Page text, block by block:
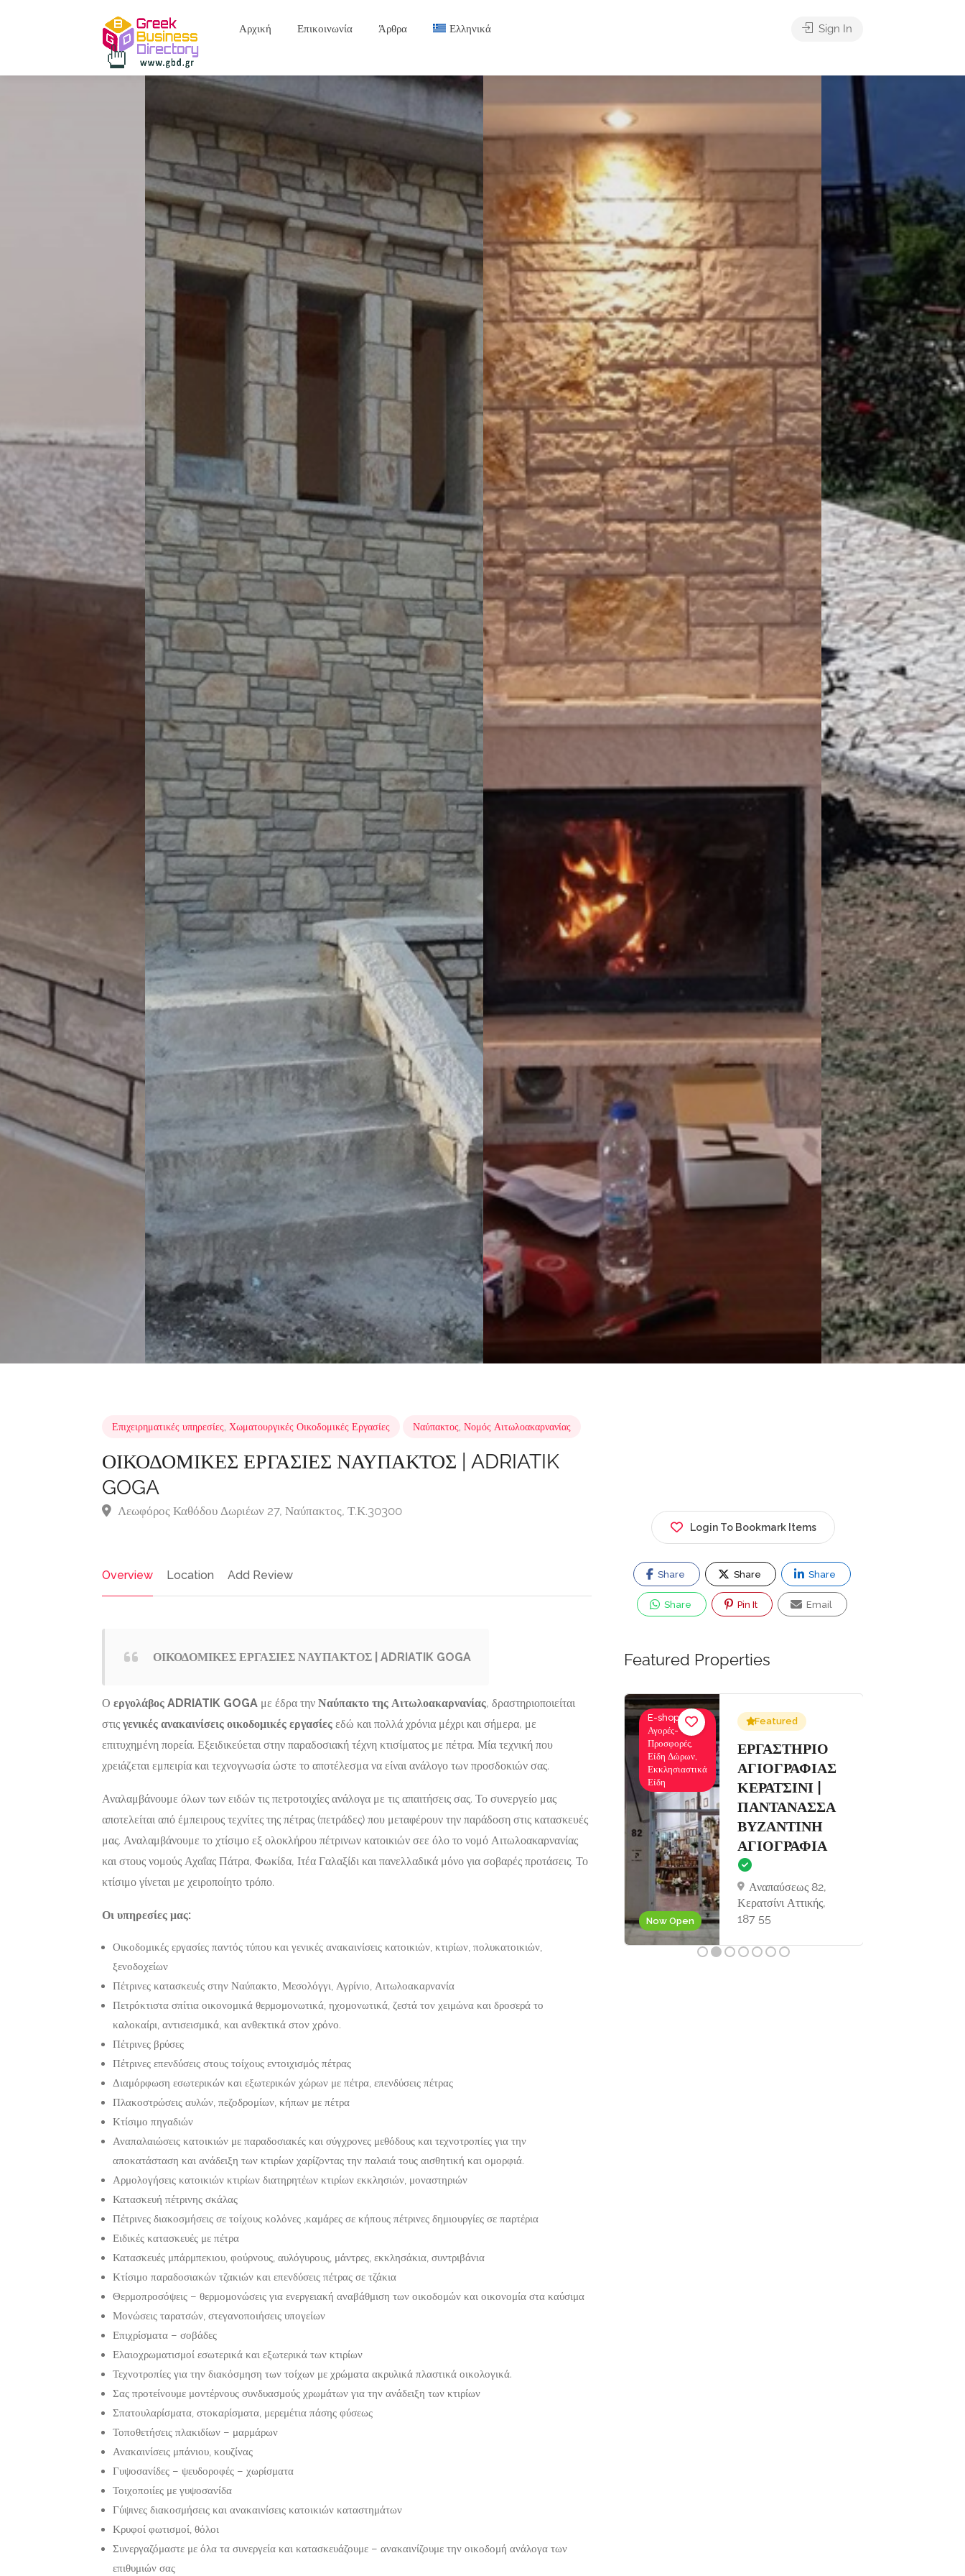
Αρχική Επικοινωνία Άρθρα Ελληνικά Sign In
Επιχειρηματικές υπηρεσίες Χωματουργικές Οικοδομικές Εργασίες Ναύπακτος Νομός Αιτωλοακαρνανίας
ΟΙΚΟΔΟΜΙΚΕΣ ΕΡΓΑΣΙΕΣ ΝΑΥΠΑΚΤΟΣ | ADRIATIK
GOGA
Λεωφόρος Καθόδου Δωριέων 27, Ναύπακτος, Τ.Κ.30300
Overview Location Add Review
ΟΙΚΟΔΟΜΙΚΕΣ ΕΡΓΑΣΙΕΣ ΝΑΥΠΑΚΤΟΣ | ADRIATIK GOGA
Ο εργολάβος ADRIATIK GOGA με έδρα την Ναύπακτο της Αιτωλοακαρνανίας, δραστηριοποιείται
στις γενικές ανακαινίσεις οικοδομικές εργασίες εδώ και πολλά χρόνια μέχρι και σήμερα, με
επιτυχημένη πορεία. Εξειδικεύεται στην παραδοσιακή τέχνη κτισίματος με πέτρα. Μία τεχνική που
χρειάζεται εμπειρία και τεχνογνωσία ώστε το αποτέλεσμα να είναι ανάλογο των προσδοκιών σας.
Αναλαμβάνουμε όλων των ειδών τις πετροτοιχίες ανάλογα με τις απαιτήσεις σας. Το συνεργείο μας
αποτελείται από έμπειρους τεχνίτες της πέτρας (πετράδες) που μεταφέρουν την παράδοση στις κατασκευές
μας. Αναλαμβάνουμε το χτίσιμο εξ ολοκλήρου πέτρινων κατοικιών σεε όλο το νομό Αιτωλοακαρνανίας
και στους νομούς Αχαΐας Πάτρα, Φωκίδα, Ιτέα Γαλαξίδι και πανελλαδικά μόνο για σοβαρές προτάσεις. Το
κτίσιμο γίνεται με χειροποίητο τρόπο.
Οι υπηρεσίες μας:
Οικοδομικές εργασίες παντός τύπου και γενικές ανακαινίσεις κατοικιών, κτιρίων, πολυκατοικιών,
ξενοδοχείων
Πέτρινες κατασκευές στην Ναύπακτο, Μεσολόγγι, Αγρίνιο, Αιτωλοακαρνανία
Πετρόκτιστα σπίτια οικονομικά θερμομονωτικά, ηχομονωτικά, ζεστά τον χειμώνα και δροσερά το
καλοκαίρι, αντισεισμικά, και ανθεκτικά στον χρόνο.
Πέτρινες βρύσες
Πέτρινες επενδύσεις στους τοίχους εντοιχισμός πέτρας
Διαμόρφωση εσωτερικών και εξωτερικών χώρων με πέτρα, επενδύσεις πέτρας
Πλακοστρώσεις αυλών, πεζοδρομίων, κήπων με πέτρα
Κτίσιμο πηγαδιών
Αναπαλαιώσεις κατοικιών με παραδοσιακές και σύγχρονες μεθόδους και τεχνοτροπίες για την
αποκατάσταση και ανάδειξη των κτιρίων χαρίζοντας την παλαιά τους αισθητική και ομορφιά.
Αρμολογήσεις κατοικιών κτιρίων διατηρητέων κτιρίων εκκλησιών, μοναστηριών
Κατασκευή πέτρινης σκάλας
Πέτρινες διακοσμήσεις σε τοίχους κολόνες ,καμάρες σε κήπους πέτρινες δημιουργίες σε παρτέρια
Ειδικές κατασκευές με πέτρα
Κατασκευές μπάρμπεκιου, φούρνους, αυλόγυρους, μάντρες, εκκλησάκια, συντριβάνια
Κτίσιμο παραδοσιακών τζακιών και επενδύσεις πέτρας σε τζάκια
Θερμοπροσόψεις – θερμομονώσεις για ενεργειακή αναβάθμιση των οικοδομών και οικονομία στα καύσιμα
Μονώσεις ταρατσών, στεγανοποιήσεις υπογείων
Επιχρίσματα – σοβάδες
Ελαιοχρωματισμοί εσωτερικά και εξωτερικά των κτιρίων
Τεχνοτροπίες για την διακόσμηση των τοίχων με χρώματα ακρυλικά πλαστικά οικολογικά.
Σας προτείνουμε μοντέρνους συνδυασμούς χρωμάτων για την ανάδειξη των κτιρίων
Σπατουλαρίσματα, στοκαρίσματα, μερεμέτια πάσης φύσεως
Τοποθετήσεις πλακιδίων – μαρμάρων
Ανακαινίσεις μπάνιου, κουζίνας
Γυψοσανίδες – ψευδοροφές – χωρίσματα
Τοιχοποιίες με γυψοσανίδα
Γύψινες διακοσμήσεις και ανακαινίσεις κατοικιών καταστημάτων
Κρυφοί φωτισμοί, θόλοι
Συνεργαζόμαστε με όλα τα συνεργεία και κατασκευάζουμε – ανακαινίζουμε την οικοδομή ανάλογα των
επιθυμιών σας
Login To Bookmark Items
Share Share Share
Share Pin It Email
Featured Properties
ΔΙΕΚΠΕΡΑΙΩΣΕΩΝ
ΒΑΣΙΛΕΙΟΣ
Πίνδου 12-14, Αθήνα,
Σιδηροκατασκευές-
Αλουμινοκατασκευές,
Τεχνικοί-Υπηρεσίες-
Featured
ΣΙΔΗΡΟΚΑΤΑΣΚΕΥΕΣ
ΠΑΞΟΙ | ΖΙΑΚΚΑΣ
Γάιος 490 82 Παξοί
E-shops,
Αγορές-
Προσφορές,
Εκκλησιαστικά
Featured
ΕΡΓΑΣΤΗΡΙΟ
ΑΓΙΟΓΡΑΦΙΑΣ
ΠΑΝΤΑΝΑΣΣΑ
ΒΥΖΑΝΤΙΝΗ
ΑΓΙΟΓΡΑΦΙΑ
Now Open
Ενοικιάσεις
Σκαφών
Αναψυχής,
Κρουαζιέρες
Εκδρομές
Featured
ΕΝΟΙΚΙΑΣΕΙΣ
ΣΚΑΦΩΝ
ΣΙΔΑΡΙ
ΚΕΡΚΥΡΑ |
THE WAVE
BOAT
COMPANY
Σιδάρι, Κέρκυρα
ΤΚ 49081